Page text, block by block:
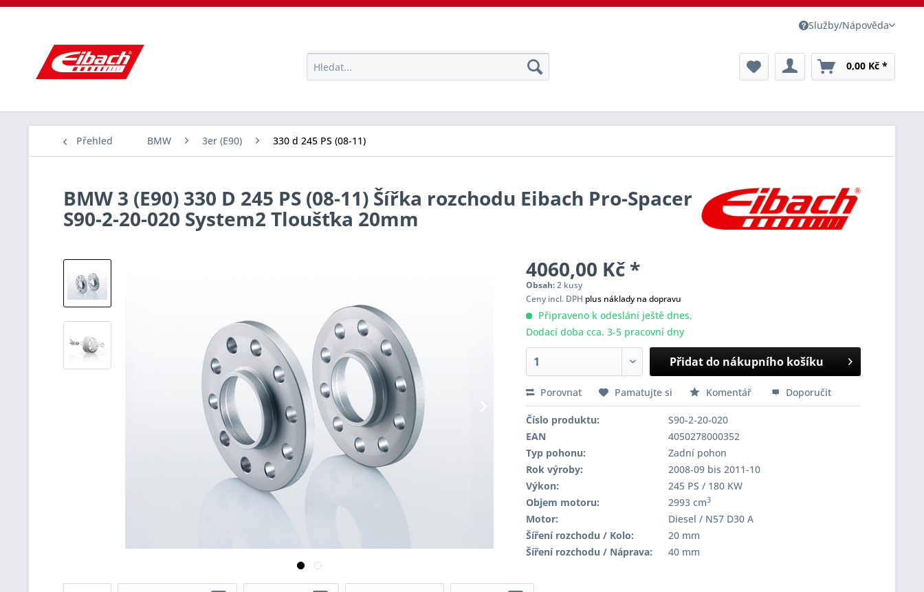
Služby/Nápověda
0,00 Kč *
Přehled BMW 3er (E90) 330 d 245 PS (08-11)
BMW 3 (E90) 330 D 245 PS (08-11) Šířka rozchodu Eibach Pro-Spacer
S90-2-20-020 System2 Tloušťka 20mm
4060,00 Kč *
Obsah:2 kusy
Ceny incl. DPH plus náklady na dopravu
Připraveno k odeslání ještě dnes,
Dodací doba cca. 3-5 pracovní dny
Přidat do nákupního košíku
Porovnat Pamatujte si Komentář Doporučit
Číslo produktu:
S90-2-20-020
EAN
4050278000352
Typ pohonu:
Zadní pohon
Rok výroby:
2008-09 bis 2011-10
Výkon:
245 PS / 180 KW
Objem motoru:
2993 cm3
Motor:
Diesel / N57 D30 A
Šíření rozchodu / Kolo:
20 mm
Šíření rozchodu / Náprava:
40 mm